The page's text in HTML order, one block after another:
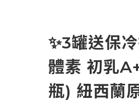
✨3罐送保
體素 初乳
瓶) 紐西蘭